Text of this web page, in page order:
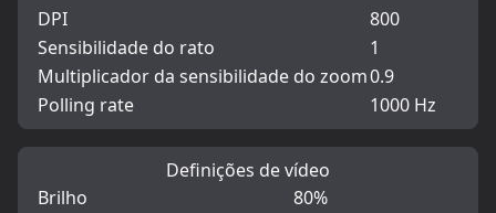
DPI
800
Sensibilidade do rato
1
Multiplicador da sensibilidade do zoom0.9
Polling rate
1000 Hz
Definições de vídeo
Brilho
80%